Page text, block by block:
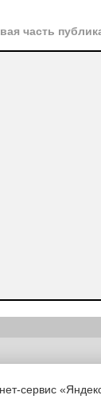
часть
сервис